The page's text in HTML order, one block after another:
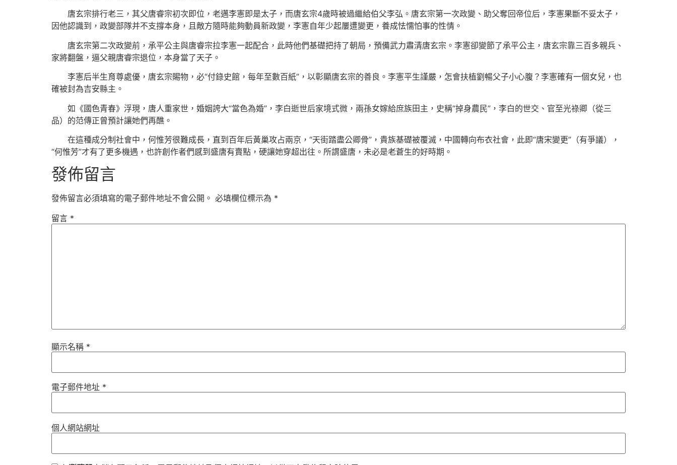
唐玄宗排行老三，其父唐睿宗初次即位，老邁李憲即是太子，而唐玄宗4歲時被過繼給伯父李弘。唐玄宗第一次政變、助父奪回帝位后，李憲果斷不妥太子，
因他認識到，政變部隊并不支撐本身，且敵方隨時能夠動員新政變，李憲自年少起屢遭變更，養成怯懦怕事的性情。
唐玄宗第二次政變前，承平公主與唐睿宗拉李憲一起配合，此時他們基礎把持了朝局，預備武力肅清唐玄宗。李憲卻變節了承平公主，唐玄宗靠三百多親兵、
家將翻盤，逼父親唐睿宗退位，本身當了天子。
李憲后半生育尊處優，唐玄宗賜物，必“付錄史館，每年至數百紙”，以彰顯唐玄宗的善良。李憲平生謹嚴，怎會扶植劉暢父子小心腹？李憲確有一個女兒，也
確被封為吉安縣主。
如《國色青春》浮現，唐人重家世，婚姻誇大“當色為婚”，李白逝世后家境式微，兩孫女嫁給庶族田主，史稱“掉身農民”，李白的世交、官至光祿卿（從三
品）的范傳正曾預計讓她們再醮。
在這種成分制社會中，何惟芳很難成長，直到百年后黃巢攻占兩京，“天街踏盡公卿骨”，貴族基礎被覆滅，中國轉向布衣社會，此即“唐宋變更”（有爭議），
“何惟芳”才有了更多機遇，也許創作者們感到盛唐有賣點，硬讓她穿超出往。所謂盛唐，未必是老蒼生的好時期。
發佈留言
發佈留言必須填寫的電子郵件地址不會公開。 必填欄位標示為 *
留言 *
顯示名稱 *
電子郵件地址 *
個人網站網址